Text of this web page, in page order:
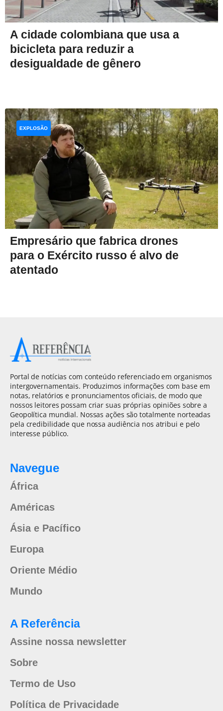
A cidade colombiana que usa a
bicicleta para reduzir a
desigualdade de gênero
Empresário que fabrica drones
para o Exército russo é alvo de
atentado
EXPLOSÃO
Portal de notícias com conteúdo referenciado em organismos
intergovernamentais. Produzimos informações com base em
notas, relatórios e pronunciamentos oficiais, de modo que
nossos leitores possam criar suas próprias opiniões sobre a
Geopolítica mundial. Nossas ações são totalmente norteadas
pela credibilidade que nossa audiência nos atribui e pelo
interesse público.
Navegue
África
Américas
Ásia e Pacífico
Europa
Oriente Médio
Mundo
A Referência
Assine nossa newsletter
Sobre
Termo de Uso
Política de Privacidade